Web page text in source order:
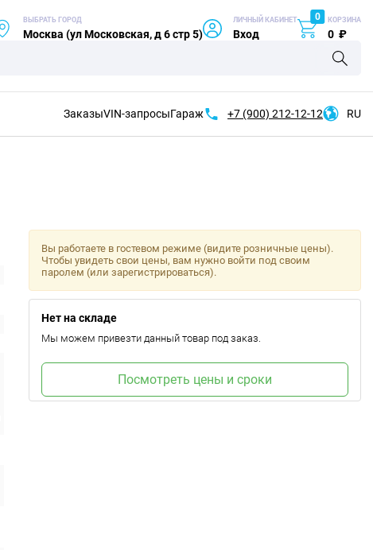
ВЫБРАТЬ ГОРОД
Москва (ул Московская, д 6 стр 5)
ЛИЧНЫЙ КАБИНЕТ
Вход
0 КОРЗИНА
0 ₽
ЗаказыVIN-запросыГараж +7 (900) 212-12-12 RU
Вы работаете в гостевом режиме (видите розничные цены).
Чтобы увидеть свои цены, вам нужно войти под своим
паролем (или зарегистрироваться).
Нет на складе
Мы можем привезти данный товар под заказ.
Посмотреть цены и сроки